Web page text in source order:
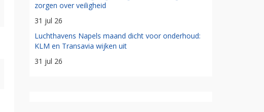
zorgen over veiligheid
31 jul 26
Luchthavens Napels maand dicht voor onderhoud:
KLM en Transavia wijken uit
31 jul 26